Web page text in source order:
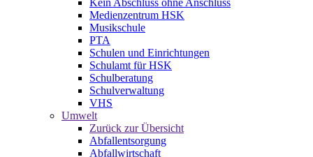
Medienzentrum HSK
Musikschule
PTA
Schulen und Einrichtungen
Schulamt für HSK
Schulberatung
Schulverwaltung
VHS
Umwelt
Zurück zur Übersicht
Abfallentsorgung
Abfallwirtschaft